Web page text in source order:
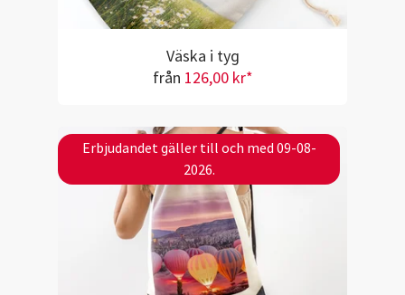
Väska i tyg
från 126,00 kr*
Erbjudandet gäller till och med 09-08-
2026.